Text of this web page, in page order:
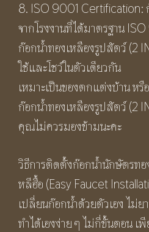
8. ISO 9001 Certification:
จากโรงงานที่ได้มาตรฐาน
ก๊อกน้ำทองเหลืองรูปสัตว์ (2
ใช้และโชว์ในตัวเดียวกัน
เหมาะเป็นของตกแต่งบ้าน ห
ก๊อกน้ำทองเหลืองรูปสัตว์ (2
คุณไม่ควรมองข้ามนะคะ
วิธีการติดตั้งก๊อกน้ำนักษัตรท
หลีฮื้อ (Easy Faucet
เปลี่ยนก๊อกน้ำด้วยตัวเอง ไม่
ทำได้เองง่าย ๆ ไม่กี่ขั้นตอน เ